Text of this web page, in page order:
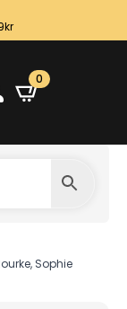
0
Sophie